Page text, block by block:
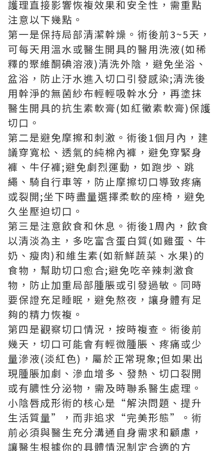
護理直接影響恢複效果和安全性，需重點
注意以下幾點。
第一是保持局部清潔幹燥。術後前3~5天，
可每天用溫水或醫生開具的醫用洗液(如稀
釋的聚維酮碘溶液)清洗外陰，避免坐浴、
盆浴，防止汙水進入切口引發感染;清洗後
用幹淨的無菌紗布輕輕吸幹水分，再塗抹
醫生開具的抗生素軟膏(如紅黴素軟膏)保護
切口。
第二是避免摩擦和刺激。術後1個月內，建
議穿寬松、透氣的純棉內褲，避免穿緊身
褲、牛仔褲;避免劇烈運動，如跑步、跳
繩、騎自行車等，防止摩擦切口導致疼痛
或裂開;坐下時盡量選擇柔軟的座椅，避免
久坐壓迫切口。
第三是注意飲食和休息。術後1周內，飲食
以清淡為主，多吃富含蛋白質(如雞蛋、牛
奶、瘦肉)和維生素(如新鮮蔬菜、水果)的
食物，幫助切口愈合;避免吃辛辣刺激食
物，防止加重局部腫脹或引發過敏。同時
要保證充足睡眠，避免熬夜，讓身體有足
夠的精力恢複。
第四是觀察切口情況，按時複查。術後前
幾天，切口可能會有輕微腫脹、疼痛或少
量滲液(淡紅色)，屬於正常現象;但如果出
現腫脹加劇、滲血增多、發熱、切口裂開
或有膿性分泌物，需及時聯系醫生處理。
小陰唇成形術的核心是“解決問題、提升
生活質量”，而非追求“完美形態”。術
前必須與醫生充分溝通自身需求和顧慮，
讓醫生根據你的具體情況制定合適的方